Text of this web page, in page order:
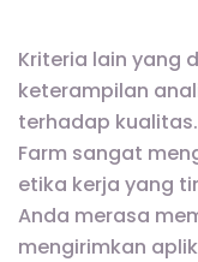
Kriteria lain yang
keterampilan
terhadap
Farm sangat
etika kerja yang
Anda merasa
mengirimkan